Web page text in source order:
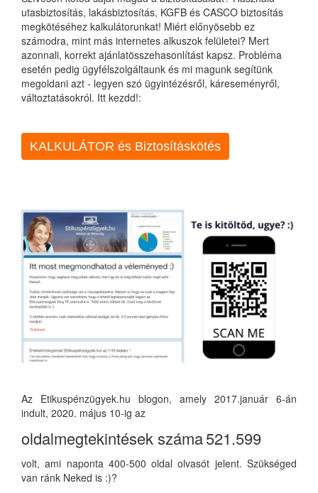
utasbiztosítás, lakásbiztosítás, KGFB és CASCO biztosítás
megkötéséhez kalkulátorunkat! Miért előnyösebb ez
számodra, mint más internetes alkuszok felületei? Mert
azonnali, korrekt ajánlatösszehasonlítást kapsz. Probléma
esetén pedig ügyfélszolgáltaunk és mi magunk segítünk
megoldani azt - legyen szó ügyintézésről, káreseményről,
változtatásokról. Itt kezdd!:
KALKULÁTOR és Biztosításkötés
Az Etikuspénzügyek.hu blogon, amely 2017.január 6-án
indult, 2020. május 10-ig az
oldalmegtekintések száma521.599
volt, ami naponta 400-500 oldal olvasót jelent. Szükséged
van ránk Neked is :)?